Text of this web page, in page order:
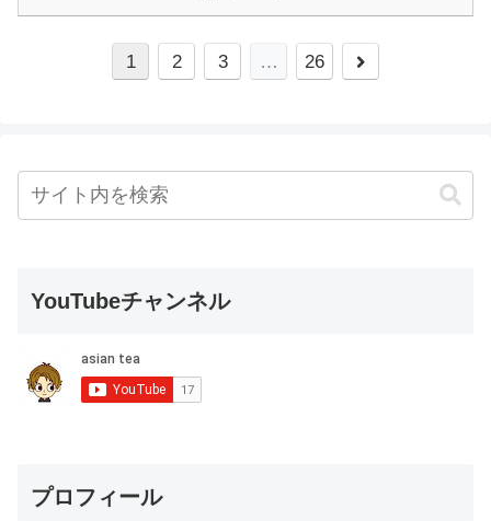
1 2 3 … 26
YouTubeチャンネル
プロフィール